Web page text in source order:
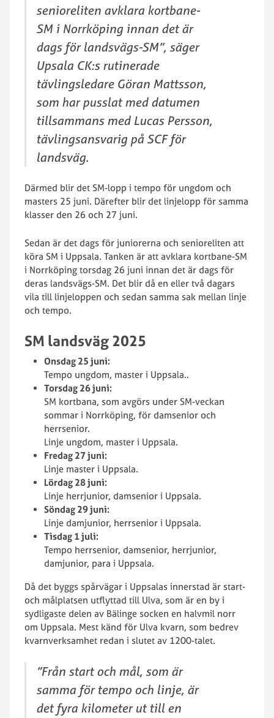
senioreliten avklara kortbane-
SM i Norrköping innan det är
dags för landsvägs-SM”, säger
Upsala CK:s rutinerade
tävlingsledare Göran Mattsson,
som har pusslat med datumen
tillsammans med Lucas Persson,
tävlingsansvarig på SCF för
landsväg.
Därmed blir det SM-lopp i tempo för ungdom och
masters 25 juni. Därefter blir det linjelopp för samma
klasser den 26 och 27 juni.
Sedan är det dags för juniorerna och senioreliten att
köra SM i Uppsala. Tanken är att avklara kortbane-SM
i Norrköping torsdag 26 juni innan det är dags för
deras landsvägs-SM. Det blir då en eller två dagars
vila till linjeloppen och sedan samma sak mellan linje
och tempo.
SM landsväg 2025
Onsdag 25 juni:
Tempo ungdom, master i Uppsala..
Torsdag 26 juni:
SM kortbana, som avgörs under SM-veckan
sommar i Norrköping, för damsenior och
herrsenior.
Linje ungdom, master i Uppsala.
Fredag 27 juni:
Linje master i Uppsala.
Lördag 28 juni:
Linje herrjunior, damsenior i Uppsala.
Söndag 29 juni:
Linje damjunior, herrsenior i Uppsala.
Tisdag 1 juli:
Tempo herrsenior, damsenior, herrjunior,
damjunior, para i Uppsala.
Då det byggs spårvägar i Uppsalas innerstad är start-
och målplatsen utflyttad till Ulva, som är en by i
sydligaste delen av Bälinge socken en halvmil norr
om Uppsala. Mest känd för Ulva kvarn, som bedrev
kvarnverksamhet redan i slutet av 1200-talet.
”Från start och mål, som är
samma för tempo och linje, är
det fyra kilometer ut till en